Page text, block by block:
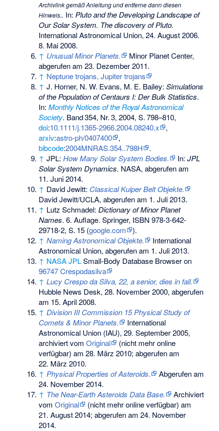
Archivlink gemäßAnleitungund entferne dann diesen
Hinweis.. In: Pluto and the Developing Landscape of
Our Solar System. The discovery of Pluto.
International Astronomical Union, 24. August 2006.
8. Mai 2008.
↑ Unusual Minor Planets.
Minor Planet Center,
abgerufen am 23. Dezember 2011.
↑ Neptune trojans, Jupiter trojans
↑ J. Horner, N. W. Evans, M. E. Bailey:Simulations
of the Population of Centaurs I: Der Bulk Statistics.
In:Monthly Notices of the Royal Astronomical
Society. Band354, Nr.3, 2004,S.798–810,
doi:10.1111/j.1365-2966.2004.08240.x
,
arxiv:astro-ph/0407400
,
bibcode:2004MNRAS.354..798H
.
↑ JPL:How Many Solar System Bodies. In:JPL
Solar System Dynamics. NASA, abgerufen am
11. Juni 2014.
↑ David Jewitt: Classical Kuiper Belt Objekte.
David Jewitt/UCLA, abgerufen am 1. Juli 2013.
↑ Lutz Schmadel:Dictionary of Minor Planet
Names. 6. Auflage. Springer, ISBN 978-3-642-
29718-2,S. 15 (google.com
).
↑ Naming Astronomical Objekte.
International
Astronomical Union, abgerufen am 1. Juli 2013.
↑ NASAJPLSmall-Body Database Browser on
96747 Crespodasilva
↑ Lucy Crespo da Silva, 22, a senior, dies in fall.
Hubble News Desk, 28. November 2000, abgerufen
am 15. April 2008.
↑ Division III Commission 15 Physical Study of
Comets & Minor Planets.
International
Astronomical Union (IAU), 29. September 2005,
archiviert vomOriginal
(nicht mehr online
verfügbar) am28. März 2010; abgerufen am
22. März 2010.
↑ Physical Properties of Asteroids.
Abgerufen am
24. November 2014.
↑ The Near-Earth Asteroids Data Base.
Archiviert
vomOriginal
(nicht mehr online verfügbar) am
21. August 2014; abgerufen am 24. November
2014.